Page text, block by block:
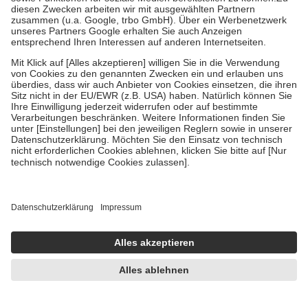
Zuzahlung zehn Prozent der Kosten sowie zehn Euro je
Verordnung.
Um das Engagement der Versicherten für ihre eigene Gesundheit zu
stärken und die besondere Stellung der Familie zu unterstützen,
fallenkeine Zuzahlungenan bei:
• Kindern und Jugendlichen bis zum vollendeten 18. Lebensjahr
mit Ausnahme der Fahrkosten
• Untersuchungen zur Vorsorge und Früherkennung, die von der
GKV getragen werden
• empfohlenen Schutzimpfungen
• Harn- und Blutteststreifen
getroffen, um sicherzustellen, dass es sich um echte Bewertungen
https://help.etrusted.com/hc/de/articles/4419944605341
Einige Bilder und Inhalte wurden unter Zuhilfenahme künstlicher